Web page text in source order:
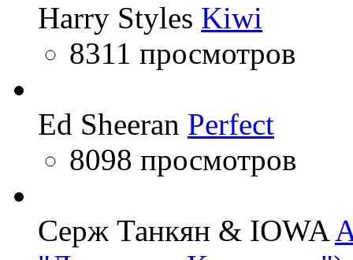
Harry Styles Kiwi
8311 просмотров
Ed Sheeran Perfect
8098 просмотров
Серж Танкян & IOWA